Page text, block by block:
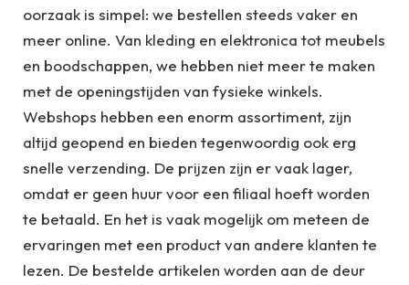
oorzaak is simpel: we bestellen steeds vaker en
meer online. Van kleding en elektronica tot meubels
en boodschappen, we hebben niet meer te maken
met de openingstijden van fysieke winkels.
Webshops hebben een enorm assortiment, zijn
altijd geopend en bieden tegenwoordig ook erg
snelle verzending. De prijzen zijn er vaak lager,
omdat er geen huur voor een filiaal hoeft worden
te betaald. En het is vaak mogelijk om meteen de
ervaringen met een product van andere klanten te
lezen. De bestelde artikelen worden aan de deur